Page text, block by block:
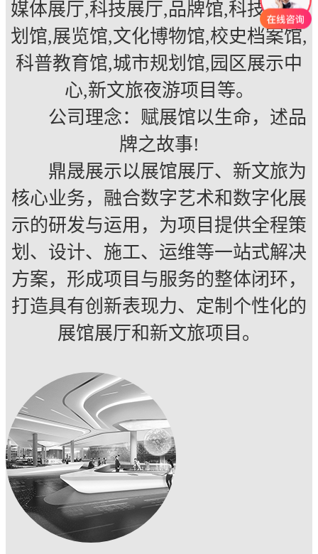
媒体展厅,科技展厅,品牌馆,科技馆,规
划馆,展览馆,文化博物馆,校史档案馆,
科普教育馆,城市规划馆,园区展示中
心,新文旅夜游项目等。
公司理念：赋展馆以生命，述品
牌之故事!
鼎晟展示以展馆展厅、新文旅为
核心业务，融合数字艺术和数字化展
示的研发与运用，为项目提供全程策
划、设计、施工、运维等一站式解决
方案，形成项目与服务的整体闭环，
打造具有创新表现力、定制个性化的
展馆展厅和新文旅项目。